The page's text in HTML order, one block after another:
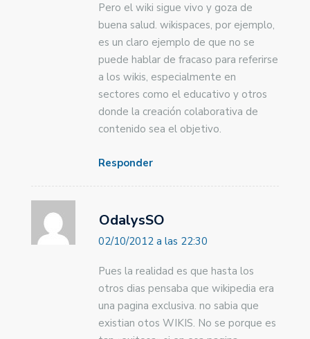
Pero el wiki sigue vivo y goza de
buena salud. wikispaces, por ejemplo,
es un claro ejemplo de que no se
puede hablar de fracaso para referirse
a los wikis, especialmente en
sectores como el educativo y otros
donde la creación colaborativa de
contenido sea el objetivo.
Responder
OdalysSO
02/10/2012 a las 22:30
Pues la realidad es que hasta los
otros dias pensaba que wikipedia era
una pagina exclusiva. no sabia que
existian otos WIKIS. No se porque es